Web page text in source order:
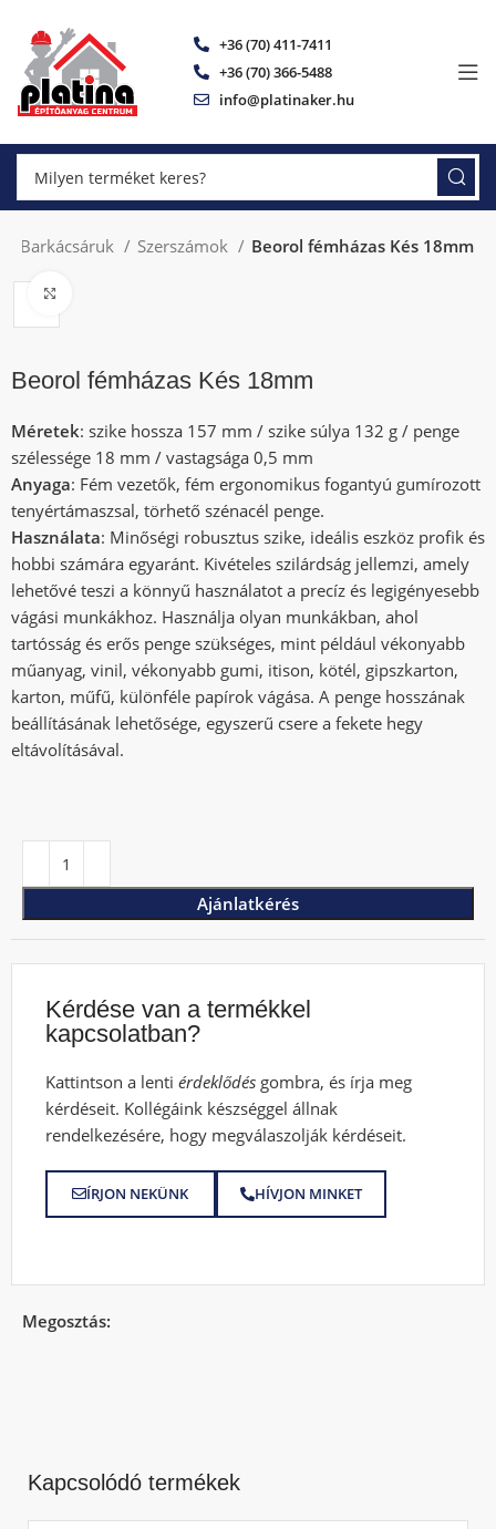
+36 (70) 411-7411
+36 (70) 366-5488
info@platinaker.hu
Barkácsáruk Szerszámok Beorol fémházas Kés 18mm
Beorol fémházas Kés 18mm
Méretek: szike hossza 157 mm / szike súlya 132 g / penge
szélessége 18 mm / vastagsága 0,5 mm
Anyaga: Fém vezetők, fém ergonomikus fogantyú gumírozott
tenyértámaszsal, törhető szénacél penge.
Használata: Minőségi robusztus szike, ideális eszköz profik és
hobbi számára egyaránt. Kivételes szilárdság jellemzi, amely
lehetővé teszi a könnyű használatot a precíz és legigényesebb
vágási munkákhoz. Használja olyan munkákban, ahol
tartósság és erős penge szükséges, mint például vékonyabb
műanyag, vinil, vékonyabb gumi, itison, kötél, gipszkarton,
karton, műfű, különféle papírok vágása. A penge hosszának
beállításának lehetősége, egyszerű csere a fekete hegy
eltávolításával.
Ajánlatkérés
Kérdése van a termékkel
kapcsolatban?
Kattintson a lentiérdeklődés gombra, és írja meg
kérdéseit. Kollégáink készséggel állnak
rendelkezésére, hogy megválaszolják kérdéseit.
ÍRJON NEKÜNK HÍVJON MINKET
Megosztás:
Kapcsolódó termékek